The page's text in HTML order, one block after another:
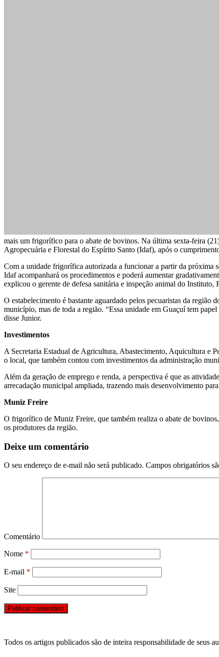
mais um frigorífico para o abate de bovinos. Na última sexta-feira
Agropecuária e Florestal do Espírito Santo (Idaf), após o
Com a unidade frigorífica autorizada a funcionar a partir da próxima
Idaf acompanhará os procedimentos e poderá aumentar
explicou o gerente de defesa sanitária e inspeção animal do Instituto,
O estabelecimento é bastante aguardado pelos pecuaristas da
município, mas de toda a região. “Essa unidade em Guaçuí tem
disse Junior.
Investimentos
A Secretaria Estadual de Agricultura, Abastecimento, Aquicultura e
o local, que também contou com investimentos da administração
Além da geração de emprego e renda, a perspectiva é que as
arrecadação municipal ampliada, trazendo mais desenvolvimento
Muniz Freire
O frigorífico de Muniz Freire, que também realiza o abate de
os produtores da região.
Deixe um comentário
O seu endereço de e-mail não será publicado. Campos obrigatórios
Comentário
Nome *
E-mail *
Site
Todos os artigos publicados são de inteira responsabilidade de seus